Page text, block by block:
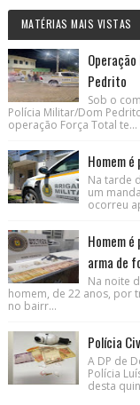
MATÉRIAS MAIS VISTAS
Pedrito
Sob o
Polícia Militar/Dom
operação Força Total te...
Homem
Na tarde
um
ocorreu
Homem
arma de
Na noite
homem, de 22 anos, por
no bairr...
Polícia
A DP de
Polícia
desta